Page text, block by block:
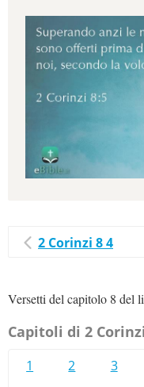
2 Corinzi 8 4
Versetti del capitolo 8 del
Capitoli di 2 Corinzi
1 2 3